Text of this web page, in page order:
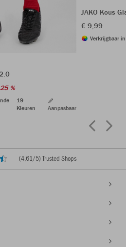
25 %
19
Kleuren
Aanpasbaar
JAKO Kous
€ 9,99
Verkrijgbaar
(4,61/5) Trusted Shops